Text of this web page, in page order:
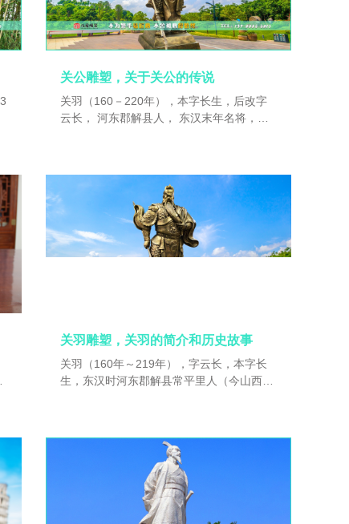
泛，以坚韧不拔的毅力，创作出极具思想
性、艺术性的伟大作品——《红楼梦》。乾
隆二十八年（1763年）2月12日去世。康熙
曹顒在北京述职期间病逝。康熙大帝恩旨，
造。是年三月初七，曹頫奏折：“奴才之嫂
马氏，因现怀妊孕已及七月。”此遗腹子即
关公雕塑，关于关公的传说
关羽（160－220年），本字长生，后改字
云长， 河东郡解县人， 东汉末年名将，早
南郡曹仁，别遣关羽绝北道，阻挡曹操援
军，曹仁退走后，关羽被刘备任命为襄阳太
守。刘备入 益州，关羽留守荆州。建安二十
四年，关羽围襄樊，曹操派 于禁前来增援，
关羽擒获于禁，斩杀庞德，威震华夏，曹操
关羽雕塑，关羽的简介和历史故事
关羽（160年～219年），字云长，本字长
生，东汉时河东郡解县常平里人（今山西省